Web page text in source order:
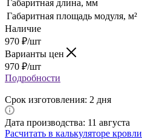
Габаритная длина, мм
Габаритная площадь модуля, м²
Наличие
970 ₽/шт
Варианты цен
970 ₽/шт
Подробности
Срок изготовления: 2 дня
Дата производства: 11 августа
Расчитать в калькуляторе кровли